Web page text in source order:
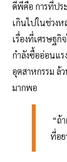
ดีพีคือ การที่ปร
เกินไปในช่วง
เรื่องที่เศรษฐ
กำลังซื้ออ่อนแร
อุตสาหกรรม ล้
มากพอ
“ถ้
ที่อย